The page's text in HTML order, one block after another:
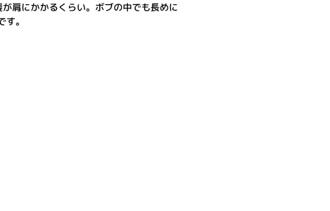
肩にかかるくらい。ボブの中でも長めに
。